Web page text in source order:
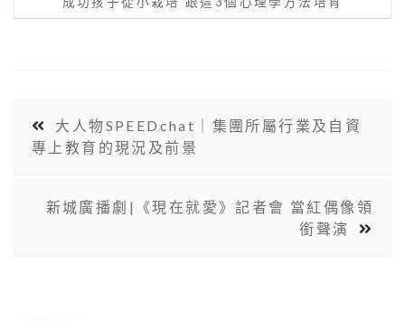
大人物SPEEDchat｜集團所屬行業及自資
專上教育的現況及前景
新城廣播劇|《現在就愛》記者會 當紅偶像領
銜聲演